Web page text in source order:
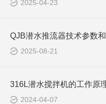
2025-04-23
2025-08-21
2024-04-07